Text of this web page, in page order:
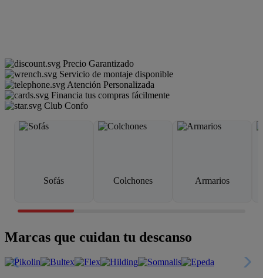
Precio Garantizado
Servicio de montaje disponible
Atención Personalizada
Financia tus compras fácilmente
Club Confo
Sofás Colchones Armarios
Marcas que cuidan tu descanso